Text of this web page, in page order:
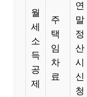
월
세
소
득
공
제
주
택
임
차
료
연
말
정
산
시
신
청